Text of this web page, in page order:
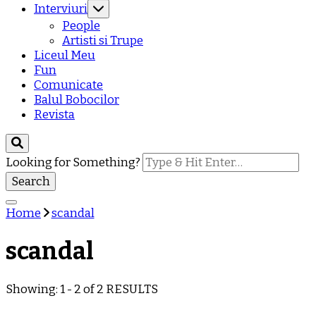
Interviuri
People
Artisti si Trupe
Liceul Meu
Fun
Comunicate
Balul Bobocilor
Revista
Looking for Something?
Home scandal
scandal
Showing: 1 - 2 of 2 RESULTS